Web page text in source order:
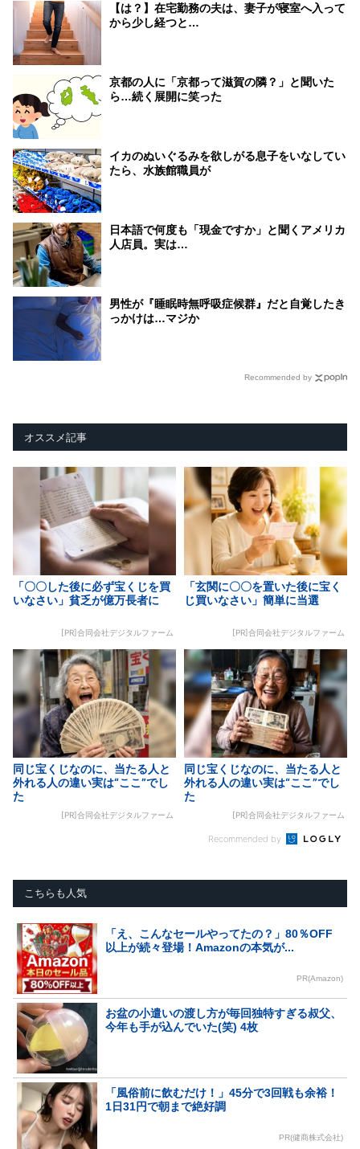
【は？】在宅勤務の夫は、妻子が寝室へ入って
から少し経つと…
京都の人に「京都って滋賀の隣？」と聞いた
ら…続く展開に笑った
イカのぬいぐるみを欲しがる息子をいなしてい
たら、水族館職員が
日本語で何度も「現金ですか」と聞くアメリカ
人店員。実は…
男性が『睡眠時無呼吸症候群』だと自覚したき
っかけは…マジか
Recommended by
オススメ記事
「〇〇した後に必ず宝くじを買
いなさい」貧乏が億万長者に
[PR]合同会社デジタルファーム
「玄関に〇〇を置いた後に宝く
じ買いなさい」簡単に当選
[PR]合同会社デジタルファーム
同じ宝くじなのに、当たる人と
外れる人の違い実は“ここ”でし
た
[PR]合同会社デジタルファーム
同じ宝くじなのに、当たる人と
外れる人の違い実は“ここ”でし
た
[PR]合同会社デジタルファーム
Recommended by
こちらも人気
「え、こんなセールやってたの？」80％OFF
以上が続々登場！Amazonの本気が...
PR(Amazon)
お盆の小遣いの渡し方が毎回独特すぎる叔父、
今年も手が込んでいた(笑) 4枚
「風俗前に飲むだけ！」45分で3回戦も余裕！
1日31円で朝まで絶好調
PR(健商株式会社)